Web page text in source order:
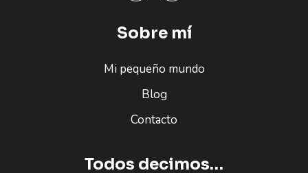
Sobre mí
Mi pequeño mundo
Blog
Contacto
Todos decimos…